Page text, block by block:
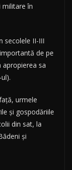
în
secolele II-III
de pe
sa
-ul).
urmele
și gospodăriile
din sat, la
și